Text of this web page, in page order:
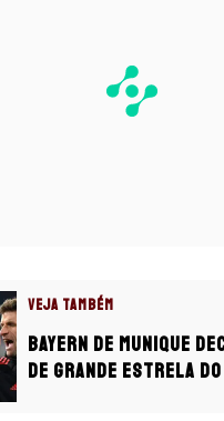
VEJA TAMBÉM
Bayern de Munique
de grande estrela